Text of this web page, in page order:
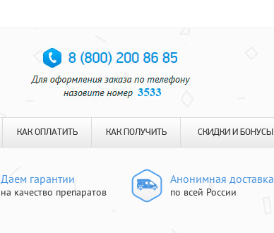
КАК ОПЛАТИТЬ КАК ПОЛУЧИТЬ СКИДКИ И БОНУСЫ
Даем гарантии
на качество препаратов
Анонимная доставка
по всей России